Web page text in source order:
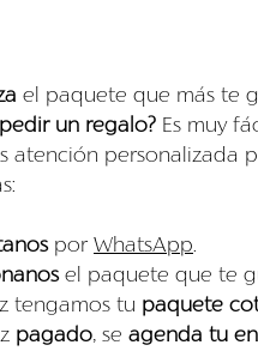
el paquete que más te
un regalo? Es muy
atención personalizada
por WhatsApp.
el paquete que te
tengamos tu paquete
pagado, se agenda tu